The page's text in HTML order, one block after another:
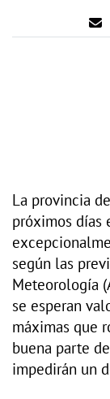
La provincia
próximos días
según las
Meteorología
se esperan
máximas que
buena parte
impedirán un